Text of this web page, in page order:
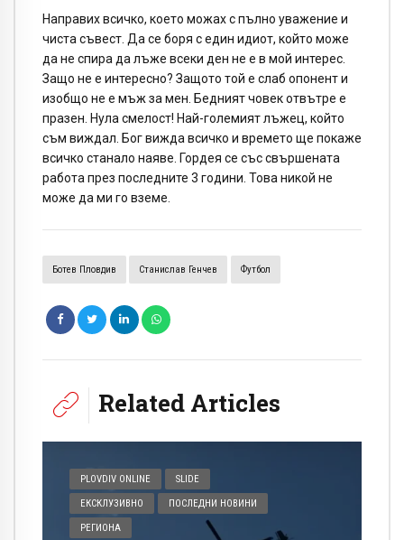
Направих всичко, което можах с пълно уважение и
чиста съвест. Да се боря с един идиот, който може
да не спира да лъже всеки ден не е в мой интерес.
Защо не е интересно? Защото той е слаб опонент и
изобщо не е мъж за мен. Бедният човек отвътре е
празен. Нула смелост! Най-големият лъжец, който
съм виждал. Бог вижда всичко и времето ще покаже
всичко станало наяве. Гордея се със свършената
работа през последните 3 години. Това никой не
може да ми го вземе.
Ботев Пловдив Станислав Генчев Футбол
Related Articles
PLOVDIV ONLINE SLIDE
ЕКСКЛУЗИВНО ПОСЛЕДНИ НОВИНИ
РЕГИОНА